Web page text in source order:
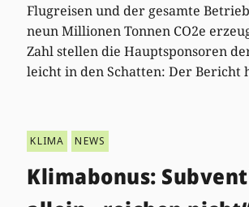
Flugreisen und der gesamte
neun Millionen Tonnen CO2e
Zahl stellen die Hauptsponsoren
leicht in den Schatten: Der Bericht
KLIMA NEWS
Klimabonus: